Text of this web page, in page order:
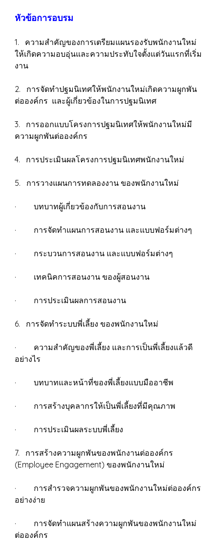
หัวข้อการอบรม
1. ความสำคัญของการเตรียมแผนรองรับพนักงานใหม่
ให้เกิดความอบอุ่นและความประทับใจตั้งแต่วันแรกที่เริ่ม
งาน
2. การจัดทำปฐมนิเทศให้พนักงานใหม่เกิดความผูกพัน
ต่อองค์กร และผู้เกี่ยวข้องในการปฐมนิเทศ
3. การออกแบบโครงการปฐมนิเทศให้พนักงานใหม่มี
ความผูกพันต่อองค์กร
4. การประเมินผลโครงการปฐมนิเทศพนักงานใหม่
5. การวางแผนการทดลองงาน ของพนักงานใหม่
· บทบาทผู้เกี่ยวข้องกับการสอนงาน
· การจัดทำแผนการสอนงาน และแบบฟอร์มต่างๆ
· กระบวนการสอนงาน และแบบฟอร์มต่างๆ
· เทคนิคการสอนงาน ของผู้สอนงาน
· การประเมินผลการสอนงาน
6. การจัดทำระบบพี่เลี้ยง ของพนักงานใหม่
· ความสำคัญของพี่เลี้ยง และการเป็นพี่เลี้ยงแล้วดี
อย่างไร
· บทบาทและหน้าที่ของพี่เลี้ยงแบบมืออาชีพ
· การสร้างบุคลากรให้เป็นพี่เลี้ยงที่มีคุณภาพ
· การประเมินผลระบบพี่เลี้ยง
7. การสร้างความผูกพันของพนักงานต่อองค์กร
(Employee Engagement) ของพนักงานใหม่
· การสำรวจความผูกพันของพนักงานใหม่ต่อองค์กร
อย่างง่าย
· การจัดทำแผนสร้างความผูกพันของพนักงานใหม่
ต่อองค์กร